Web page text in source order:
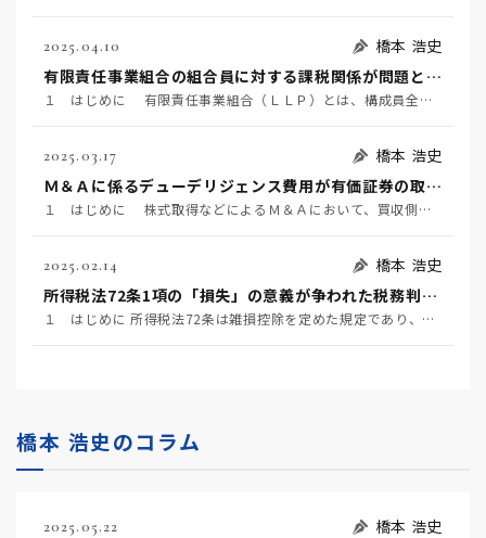
2025.04.10
橋本 浩史
有限責任事業組合の組合員に対する課税関係が問題となった事例 ～東京地裁令和６年２月１６日判決TAINS Z888-2712（確定）～
１ はじめに 有限責任事業組合（ＬＬＰ）とは、構成員全員が無限責任を負う民法組合の特例として、「有…
2025.03.17
橋本 浩史
Ｍ＆Ａに係るデューデリジェンス費用が有価証券の取得価額に含まれるか否かが争われた事例 ～国税不服審判所令和6年1月24日裁決～
１ はじめに 株式取得などによるＭ＆Ａにおいて、買収側が対象企業の価値やリスク等を事前に調査するこ…
2025.02.14
橋本 浩史
所得税法72条1項の「損失」の意義が争われた税務判決 ～東京地裁令和6年1月23日判決～
１ はじめに 所得税法72条は雑損控除を定めた規定であり、同条1項は、居住者又はその者と生計を一にす…
橋本 浩史のコラム
2025.05.22
橋本 浩史